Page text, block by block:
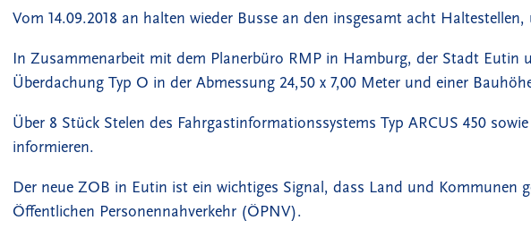
Vom 14.09.2018 an halten wieder Busse an den insgesamt acht
In Zusammenarbeit mit dem Planerbüro RMP in Hamburg, der Stadt
Überdachung Typ O in der Abmessung 24,50 x 7,00 Meter und einer
Über 8 Stück Stelen des Fahrgastinformationssystems Typ ARCUS 450
informieren.
Der neue ZOB in Eutin ist ein wichtiges Signal, dass Land und Kommunen
Öffentlichen Personennahverkehr (ÖPNV).